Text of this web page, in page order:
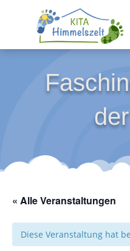
« Alle Veranstaltungen
Diese Veranstaltung hat